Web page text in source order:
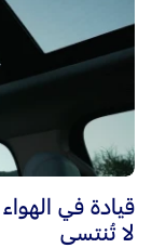
قيادة في
لا تُنتسى